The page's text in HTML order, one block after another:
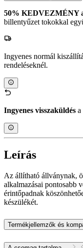
50% KEDVEZMÉNY
billentyűzet tokokkal
Ingyenes normál
rendeléseknél.
Ingyenes visszaküldés a
Leírás
Az állítható állványnak,
alkalmazásai pontosabb
érintőpadnak
készülékét.
Termékjellemzők és